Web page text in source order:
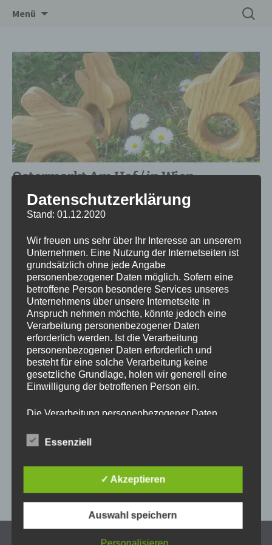
Drechslerei Spitzbart
Menü
Suchen
nach:
Ostermarkt Am Hof / in Wien
Datum/Zeit
10:00 - 21:00
Ostermarkt Am Hof
Auch dieses Jahr bin ich Teil des Ostermarkt am Hof.
Dieser Markt sticht durch seine Aussteller besonders hervor
alles herausragende Künstler und Handwerker die Ihr
Handwerk lieben und verstehen.
In Frühlingsvoller Stimmung und Österlichen Gewand
Datenschutzerklärung
Stand: 01.12.2020
Wir freuen uns sehr über Ihr Interesse an unserem
Unternehmen. Eine Nutzung der Internetseiten ist
grundsätzlich ohne jede Angabe
personenbezogener Daten möglich. Sofern eine
betroffene Person besondere Services unseres
Unternehmens über unsere Internetseite in
Anspruch nehmen möchte, könnte jedoch eine
Verarbeitung personenbezogener Daten
erforderlich werden. Ist die Verarbeitung
personenbezogener Daten erforderlich und
besteht für eine solche Verarbeitung keine
gesetzliche Grundlage, holen wir generell eine
Einwilligung der betroffenen Person ein.
Die Verarbeitung personenbezogener Daten,
Adresse oder Telefonnummer einer betroffenen
Person, erfolgt stets im Einklang mit der
Übereinstimmung mit den für uns geltenden
landesspezifischen Datenschutzbestimmungen.
Unternehmen die Öffentlichkeit über Art, Umfang
und Zweck der von uns erhobenen, genutzten und
Essenziell
✓ Akzeptieren
Auswahl speichern